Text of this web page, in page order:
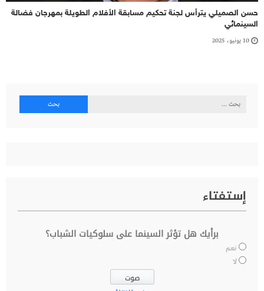
حسن الصميلي يترأس لجنة تحكيم مسابقة الأفلام الطويلة بمهرجان فضالة
السينمائي
10 يونيو، 2025
البحث
إستفتاء
برأيك هل تؤثر السينما على سلوكيات الشباب؟
نعم
لا